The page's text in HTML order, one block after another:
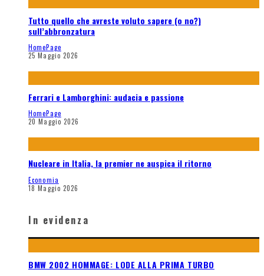
Tutto quello che avreste voluto sapere (o no?)
sull’abbronzatura
HomePage
25 Maggio 2026
Ferrari e Lamborghini: audacia e passione
HomePage
20 Maggio 2026
Nucleare in Italia, la premier ne auspica il ritorno
Economia
18 Maggio 2026
In evidenza
BMW 2002 HOMMAGE: LODE ALLA PRIMA TURBO